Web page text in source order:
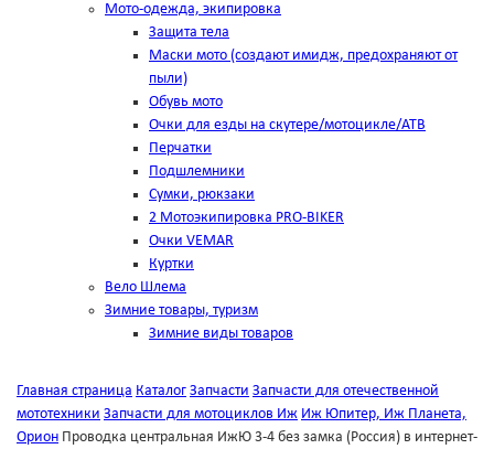
Мото-одежда, экипировка
Защита тела
Маски мото (создают имидж, предохраняют от
пыли)
Обувь мото
Очки для езды на скутере/мотоцикле/АТВ
Перчатки
Подшлемники
Сумки, рюкзаки
2 Мотоэкипировка PRO-BIKER
Очки VEMAR
Куртки
Вело Шлема
Зимние товары, туризм
Зимние виды товаров
Главная страница Каталог Запчасти Запчасти для отечественной
мототехники Запчасти для мотоциклов Иж Иж Юпитер, Иж Планета,
Орион Проводка центральная ИжЮ 3-4 без замка (Россия) в интернет-